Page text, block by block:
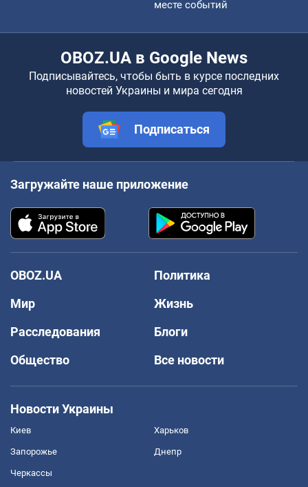
месте событий
OBOZ.UA в Google News
Подписывайтесь, чтобы быть в курсе последних
новостей Украины и мира сегодня
Подписаться
Загружайте наше приложение
OBOZ.UA
Политика
Мир
Жизнь
Расследования
Блоги
Общество
Все новости
Новости Украины
Киев Харьков
Запорожье Днепр
Черкассы